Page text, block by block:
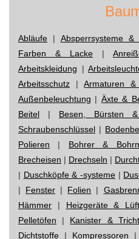
Abläufe | Absperrsysteme &
Farben & Lacke |
Arbeitskleidung |
Arbeitsschutz |Armaturen
Außenbeleuchtung | Äxte &
Beitel | Besen, Bürsten &
Schraubenschlüssel |
Polieren | Bohrer &
Brecheisen | Drechseln |
| Duschköpfe & -systeme |
| Fenster | Folien |
Hämmer | Heizgeräte &
Pelletöfen | Kanister &
Dichtstoffe | Kompressoren |